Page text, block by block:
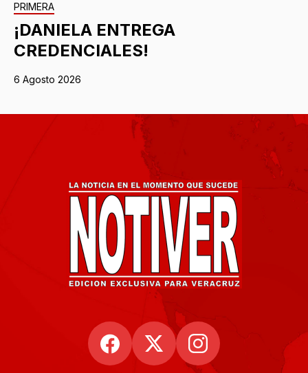
PRIMERA
¡DANIELA ENTREGA
CREDENCIALES!
6 Agosto 2026